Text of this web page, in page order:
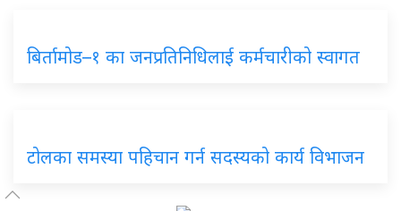
बिर्तामोड–१ का जनप्रतिनिधिलाई कर्मचारीको स्वागत
टोलका समस्या पहिचान गर्न सदस्यको कार्य विभाजन